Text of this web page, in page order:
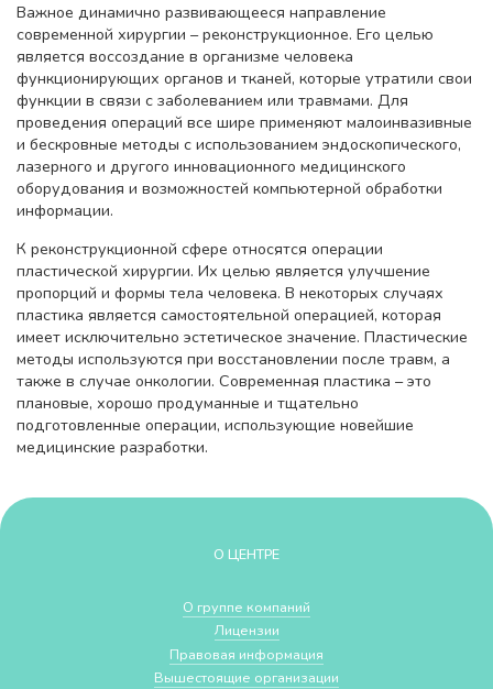
Важное динамично развивающееся направление
современной хирургии – реконструкционное. Его целью
является воссоздание в организме человека
функционирующих органов и тканей, которые утратили свои
функции в связи с заболеванием или травмами. Для
проведения операций все шире применяют малоинвазивные
и бескровные методы с использованием эндоскопического,
лазерного и другого инновационного медицинского
оборудования и возможностей компьютерной обработки
информации.
К реконструкционной сфере относятся операции
пластической хирургии. Их целью является улучшение
пропорций и формы тела человека. В некоторых случаях
пластика является самостоятельной операцией, которая
имеет исключительно эстетическое значение. Пластические
методы используются при восстановлении после травм, а
также в случае онкологии. Современная пластика – это
плановые, хорошо продуманные и тщательно
подготовленные операции, использующие новейшие
медицинские разработки.
О ЦЕНТРЕ
О группе компаний
Лицензии
Правовая информация
Вышестоящие организации